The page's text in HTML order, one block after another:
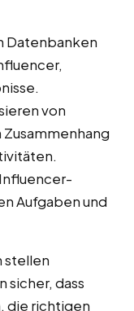
Datenbanken
von
Zusammenhang
Aufgaben und
stellen
dass
die richtigen